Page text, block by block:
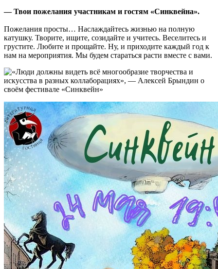
— Твои пожелания участникам и гостям «Синквейна».
Пожелания просты… Наслаждайтесь жизнью на полную
катушку. Творите, ищите, созидайте и учитесь. Веселитесь и
грустите. Любите и прощайте. Ну, и приходите каждый год к
нам на мероприятия. Мы будем стараться расти вместе с вами.